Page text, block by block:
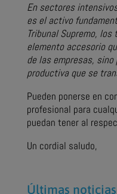
En sectores
es el activo
Tribunal Supremo,
elemento accesorio
de las empresas,
productiva que se
Pueden ponerse en
profesional para
puedan tener al
Un cordial saludo,
Últimas noticias